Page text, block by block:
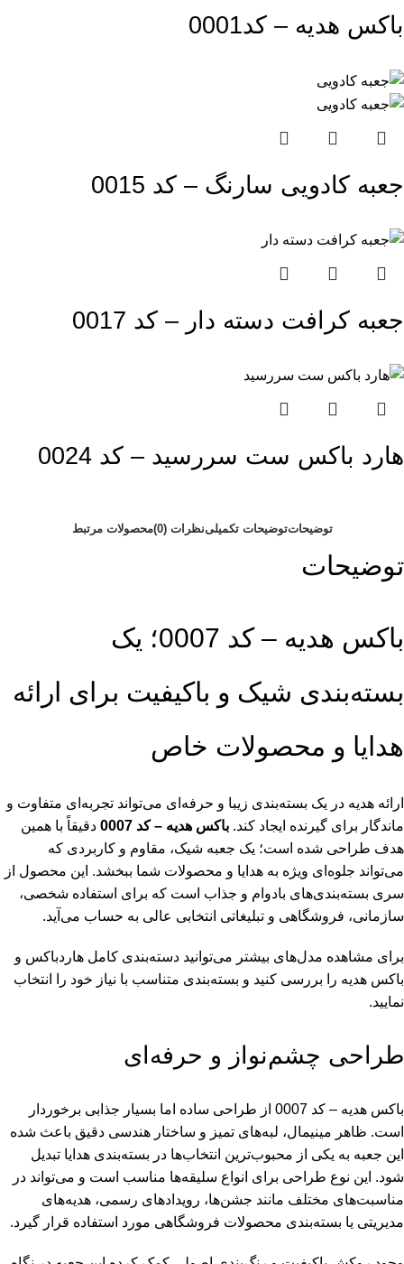
باکس هدیه – کد0001
جعبه کادویی سارنگ – کد 0015
جعبه کرافت دسته دار – کد 0017
هارد باکس ست سررسید – کد 0024
توضیحاتتوضیحات تکمیلینظرات (0) محصولات مرتبط
توضیحات
باکس هدیه – کد 0007؛ یک
بسته‌بندی شیک و باکیفیت برای ارائه
هدایا و محصولات خاص
ارائه هدیه در یک بسته‌بندی زیبا و حرفه‌ای می‌تواند تجربه‌ای متفاوت و
ماندگار برای گیرنده ایجاد کند. باکس هدیه – کد 0007
دقیقاً با همین
هدف طراحی شده است؛ یک جعبه شیک، مقاوم و کاربردی که
می‌تواند جلوه‌ای ویژه به هدایا و محصولات شما ببخشد. این محصول از
سری بسته‌بندی‌های بادوام و جذاب است که برای استفاده شخصی،
سازمانی، فروشگاهی و تبلیغاتی انتخابی عالی به حساب می‌آید.
برای مشاهده مدل‌های بیشتر می‌توانید دسته‌بندی کامل هاردباکس و
باکس هدیه را بررسی کنید و بسته‌بندی متناسب با نیاز خود را انتخاب
نمایید.
طراحی چشم‌نواز و حرفه‌ای
باکس هدیه – کد 0007 از طراحی ساده اما بسیار جذابی برخوردار
است. ظاهر مینیمال، لبه‌های تمیز و ساختار هندسی دقیق باعث شده
این جعبه به یکی از محبوب‌ترین انتخاب‌ها در بسته‌بندی هدایا تبدیل
شود. این نوع طراحی برای انواع سلیقه‌ها مناسب است و می‌تواند در
مناسبت‌های مختلف مانند جشن‌ها، رویدادهای رسمی، هدیه‌های
مدیریتی یا بسته‌بندی محصولات فروشگاهی مورد استفاده قرار گیرد.